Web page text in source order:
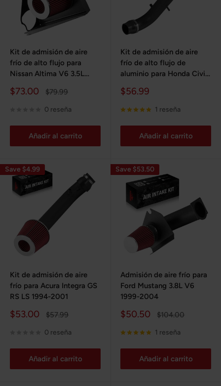
Kit de admisión de aire
frío de alto flujo para
Nissan Altima V6 3.5L
Precio
$73.00
Precio
$79.99
0 reseña
Añadir al carrito
Kit de admisión de aire
frío de alto flujo de
aluminio para Honda Civic
Precio
venta
$56.99
1 reseña
Añadir al carrito
Save $4.99
Kit de admisión de aire
frío para Acura Integra GS
RS LS 1994-2001
Precio
$53.00
Precio
$57.99
0 reseña
Añadir al carrito
Save $53.50
Admisión de aire frío para
Ford Mustang 3.8L V6
1999-2004
Precio
venta
$50.50
Precio
$104.00
1 reseña
Añadir al carrito